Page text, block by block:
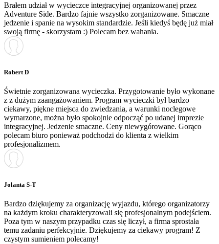
Brałem udział w wycieczce integracyjnej organizowanej przez
Adventure Side. Bardzo fajnie wszystko zorganizowane. Smaczne
jedzenie i spanie na wysokim standardzie. Jeśli kiedyś będę już miał
swoją firmę - skorzystam :) Polecam bez wahania.
Robert D
Świetnie zorganizowana wycieczka. Przygotowanie było wykonane
z z dużym zaangażowaniem. Program wycieczki był bardzo
ciekawy, piękne miejsca do zwiedzania, a warunki noclegowe
wymarzone, można było spokojnie odpocząć po udanej imprezie
integracyjnej. Jedzenie smaczne. Ceny niewygórowane. Gorąco
polecam biuro ponieważ podchodzi do klienta z wielkim
profesjonalizmem.
Jolanta S-T
Bardzo dziękujemy za organizację wyjazdu, którego organizatorzy
na każdym kroku charakteryzowali się profesjonalnym podejściem.
Poza tym w naszym przypadku czas się liczył, a firma sprostała
temu zadaniu perfekcyjnie. Dziękujemy za ciekawy program! Z
czystym sumieniem polecamy!